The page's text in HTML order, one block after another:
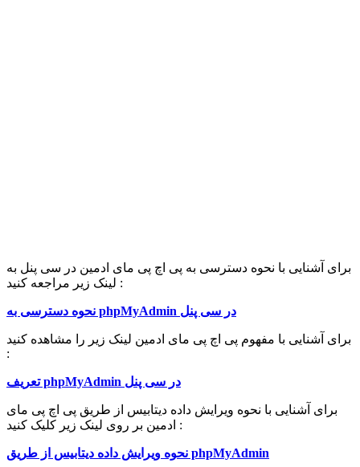
برای آشنایی با نحوه دسترسی به پی اچ پی مای ادمین در سی پنل به
لینک زیر مراجعه کنید :
نحوه دسترسی به phpMyAdmin در سی پنل
برای آشنایی با مفهوم پی اچ پی مای ادمین لینک زیر را مشاهده کنید
:
تعریف phpMyAdmin در سی پنل
برای آشنایی با نحوه ویرایش داده دیتابیس از طریق پی اچ پی مای
ادمین بر روی لینک زیر کلیک کنید :
نحوه ویرایش داده دیتابیس از طریق phpMyAdmin